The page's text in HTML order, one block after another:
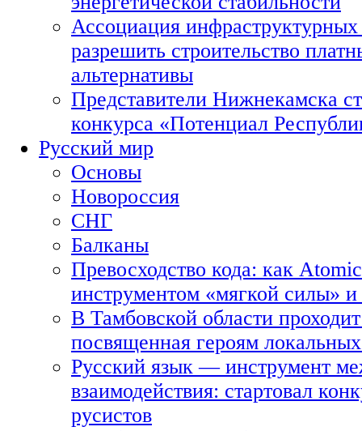
Ассоциация
разрешить строительство
альтернативы
Представители Нижнекамска
конкурса «Потенциал
Русский мир
Основы
Новороссия
СНГ
Балканы
Превосходство кода: как
инструментом «мягкой силы» и
В Тамбовской области
посвященная героям
Русский язык — инструмент
взаимодействия: стартовал
русистов